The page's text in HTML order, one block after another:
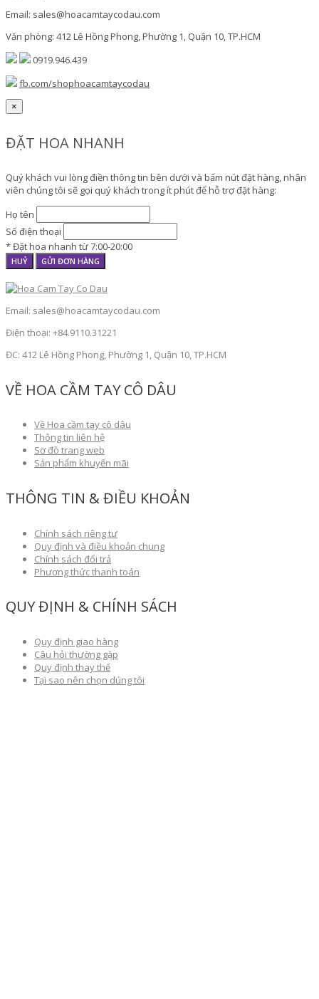
Email: sales@hoacamtaycodau.com
Văn phòng: 412 Lê Hồng Phong, Phường 1, Quận 10, TP.HCM
0919.946.439
fb.com/shophoacamtaycodau
×
ĐẶT HOA NHANH
Quý khách vui lòng điền thông tin bên dưới và bấm nút đặt hàng, nhân
viên chúng tôi sẽ gọi quý khách trong ít phút để hỗ trợ đặt hàng:
Họ tên
Số điện thoại
* Đặt hoa nhanh từ 7:00-20:00
HUỶ GỬI ĐƠN HÀNG
Email: sales@hoacamtaycodau.com
Điện thoại: +84.9110.31221
ĐC: 412 Lê Hồng Phong, Phường 1, Quận 10, TP.HCM
VỀ HOA CẦM TAY CÔ DÂU
Về Hoa cầm tay cô dâu
Thông tin liên hệ
Sơ đồ trang web
Sản phẩm khuyến mãi
THÔNG TIN & ĐIỀU KHOẢN
Chính sách riêng tư
Quy định và điều khoản chung
Chính sách đổi trả
Phương thức thanh toán
QUY ĐỊNH & CHÍNH SÁCH
Quy định giao hàng
Câu hỏi thường gặp
Quy định thay thế
Tại sao nên chọn dúng tôi